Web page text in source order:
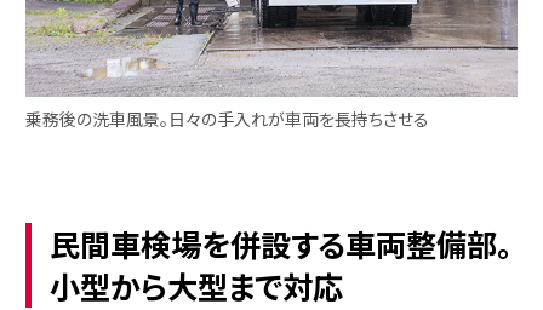
乗務後の洗車風景。日々の手入れが車両を長持ちさせる
民間車検場を併設する車両整備部。
小型から大型まで対応